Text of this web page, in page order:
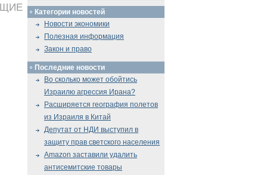
Категории новостей
Новости экономики
Полезная информация
Закон и право
Последние новости
Во сколько может обойтись
Израилю агрессия Ирана?
Расширяется география полетов
из Израиля в Китай
Депутат от НДИ выступил в
защиту прав светского населения
Amazon заставили удалить
антисемитские товары